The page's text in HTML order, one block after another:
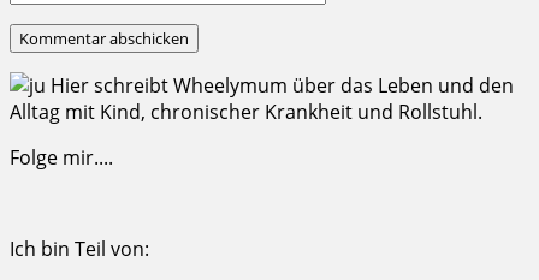
Hier schreibt Wheelymum über das Leben und den
Alltag mit Kind, chronischer Krankheit und Rollstuhl.
Folge mir....
Ich bin Teil von: